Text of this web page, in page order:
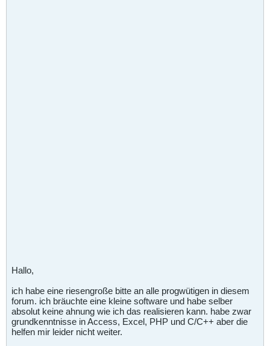
Hallo,
ich habe eine riesengroße bitte an alle progwütigen in diesem
forum. ich bräuchte eine kleine software und habe selber
absolut keine ahnung wie ich das realisieren kann. habe zwar
grundkenntnisse in Access, Excel, PHP und C/C++ aber die
helfen mir leider nicht weiter.